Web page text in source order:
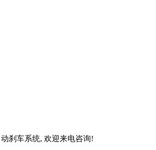
刹车系统, 欢迎来电咨询!